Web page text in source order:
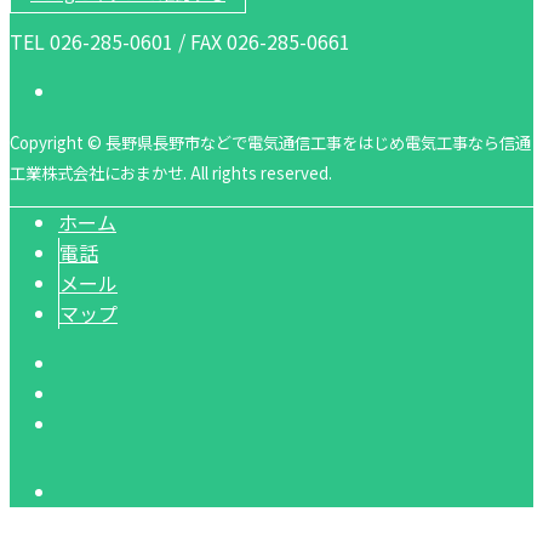
TEL 026-285-0601 / FAX 026-285-0661
Copyright © 長野県長野市などで電気通信工事をはじめ電気工事なら信通
工業株式会社におまかせ. All rights reserved.
ホーム
電話
メール
マップ